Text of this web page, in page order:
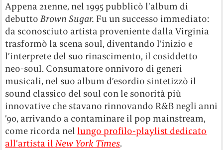
Appena 21enne, nel 1995 pubblicò l’album di
debuttoBrown Sugar. Fu un successo immediato:
da sconosciuto artista proveniente dalla Virginia
trasformò la scena soul, diventando l’inizio e
l’interprete del suo rinascimento, il cosiddetto
neo-soul. Consumatore onnivoro di generi
musicali, nel suo album d’esordio sintetizzò il
sound classico del soul con le sonorità più
innovative che stavano rinnovando R&B negli anni
’90, arrivando a contaminare il pop mainstream,
come ricorda nel lungo profilo-playlist dedicato
all’artista ilNew York Times.